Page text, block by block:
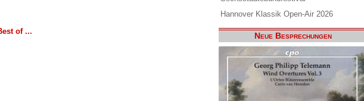
of ...
Hannover Klassik Open-Air 2026
Neue Besprechungen